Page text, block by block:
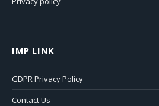
IMP LINK
GDPR Privacy Policy
Contact Us